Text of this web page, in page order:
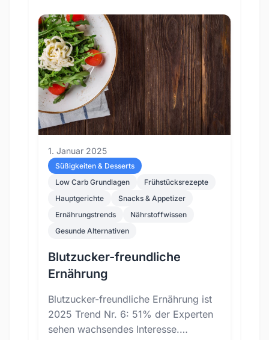
1. Januar 2025
Süßigkeiten & Desserts
Low Carb Grundlagen
Frühstücksrezepte
Hauptgerichte
Snacks & Appetizer
Ernährungstrends
Nährstoffwissen
Gesunde Alternativen
Blutzucker-freundliche
Ernährung
Blutzucker-freundliche Ernährung ist
2025 Trend Nr. 6: 51% der Experten
sehen wachsendes Interesse.